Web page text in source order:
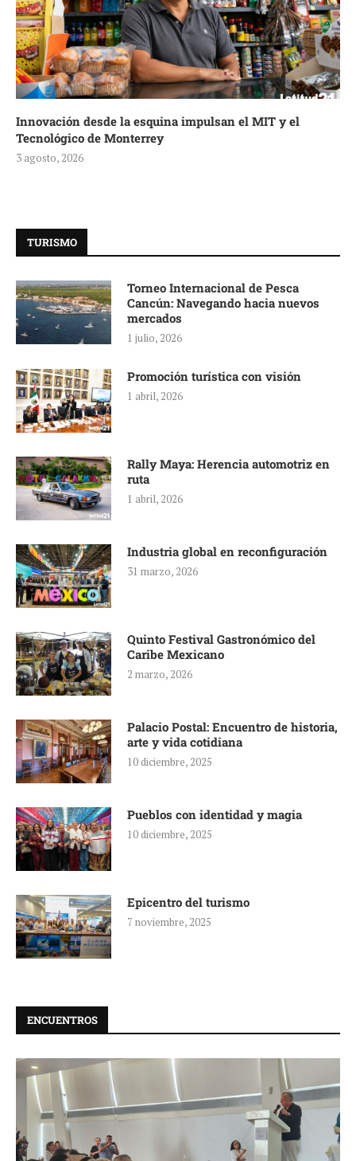
Innovación desde la esquina impulsan el MIT y el
Tecnológico de Monterrey
3 agosto, 2026
TURISMO
Torneo Internacional de Pesca
Cancún: Navegando hacia nuevos
mercados
1 julio, 2026
Promoción turística con visión
1 abril, 2026
Rally Maya: Herencia automotriz en
ruta
1 abril, 2026
Industria global en reconfiguración
31 marzo, 2026
Quinto Festival Gastronómico del
Caribe Mexicano
2 marzo, 2026
Palacio Postal: Encuentro de historia,
arte y vida cotidiana
10 diciembre, 2025
Pueblos con identidad y magia
10 diciembre, 2025
Epicentro del turismo
7 noviembre, 2025
ENCUENTROS